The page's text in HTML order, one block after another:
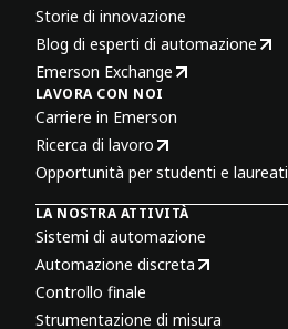
Storie di innovazione
Blog di esperti di automazione
Emerson Exchange
LAVORA CON NOI
Carriere in Emerson
Ricerca di lavoro
Opportunità per studenti e laureati
LA NOSTRA ATTIVITÀ
Sistemi di automazione
Automazione discreta
Controllo finale
Strumentazione di misura